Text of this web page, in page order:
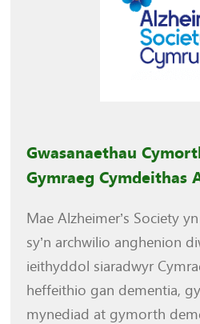
Gwasanaethau
Gymraeg Cymdeithas
Mae Alzheimer’s Society
sy’n archwilio anghenion
ieithyddol siaradwyr
heffeithio gan dementia,
mynediad at gymorth